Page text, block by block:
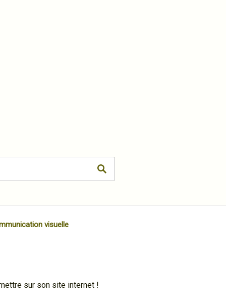
visuelle
sur son site internet !